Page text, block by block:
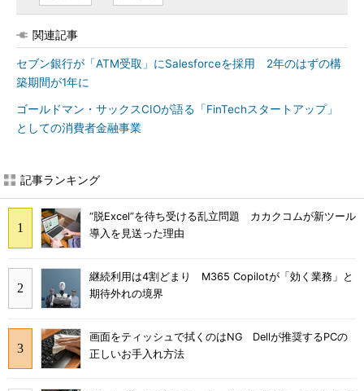
関連記事
セブン銀行が「ATM受取」にSalesforceを採用 2年のはずの構
築期間が1年に
ゴールドマン・サックスCIOが語る「FinTechスタートアップ」
としての消費者金融事業
記事ランキング
“脱Excel”を待ち受ける乱立問題 カカクコムが新ツール
導入を見送った理由
継続利用は4割どまり M365 Copilotが「効く業務」と
期待外れの境界
画面をティッシュで拭くのはNG Dellが推奨するPCの
正しいお手入れ方法